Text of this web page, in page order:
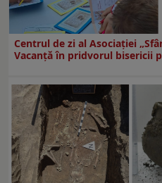
Centrul de zi al Asociației
Vacanță în pridvorul bisericii